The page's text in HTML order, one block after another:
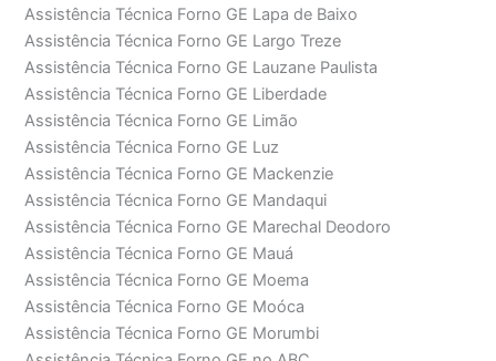
Assistência Técnica Forno GE Lapa de Baixo
Assistência Técnica Forno GE Largo Treze
Assistência Técnica Forno GE Lauzane Paulista
Assistência Técnica Forno GE Liberdade
Assistência Técnica Forno GE Limão
Assistência Técnica Forno GE Luz
Assistência Técnica Forno GE Mackenzie
Assistência Técnica Forno GE Mandaqui
Assistência Técnica Forno GE Marechal Deodoro
Assistência Técnica Forno GE Mauá
Assistência Técnica Forno GE Moema
Assistência Técnica Forno GE Moóca
Assistência Técnica Forno GE Morumbi